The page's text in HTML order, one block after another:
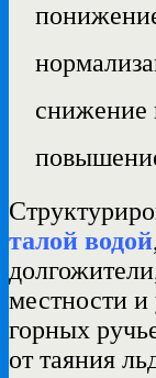
понижение
снижение
талой водой
местности
горных
от таяния